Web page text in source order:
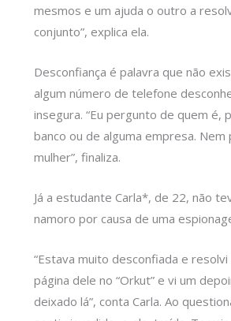
mesmos e um ajuda o outro a
conjunto”, explica ela.
Desconfiança é palavra que não
algum número de telefone
insegura. “Eu pergunto de quem
banco ou de alguma empresa.
mulher”, finaliza.
Já a estudante Carla*, de 22, não
namoro por causa de uma
“Estava muito desconfiada e
página dele no “Orkut” e vi um
deixado lá”, conta Carla. Ao